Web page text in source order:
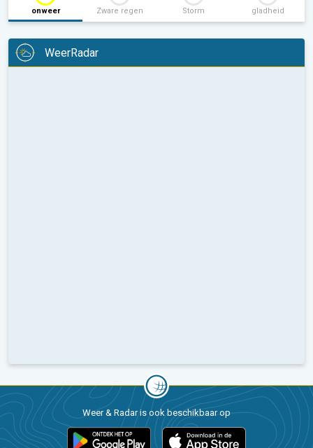
onweer Zware regen Storm gladheid
WeerRadar
Weer & Radar is ook beschikbaar op